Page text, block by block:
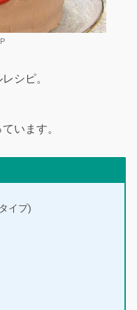
シピ。
います。
イプ)